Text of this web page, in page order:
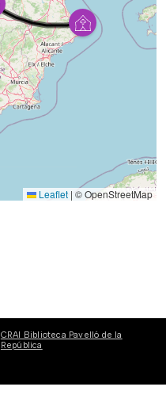
Leaflet | © OpenStreetMap
CRAI Biblioteca Pavelló de la
República